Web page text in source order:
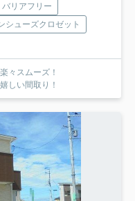
バリアフリー
シューズクロゼット
々スムーズ！
しい間取り！